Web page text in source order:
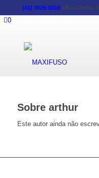
(41) 3026-0010| Rua Omílio
0
Sobre arthur
Este autor ainda não